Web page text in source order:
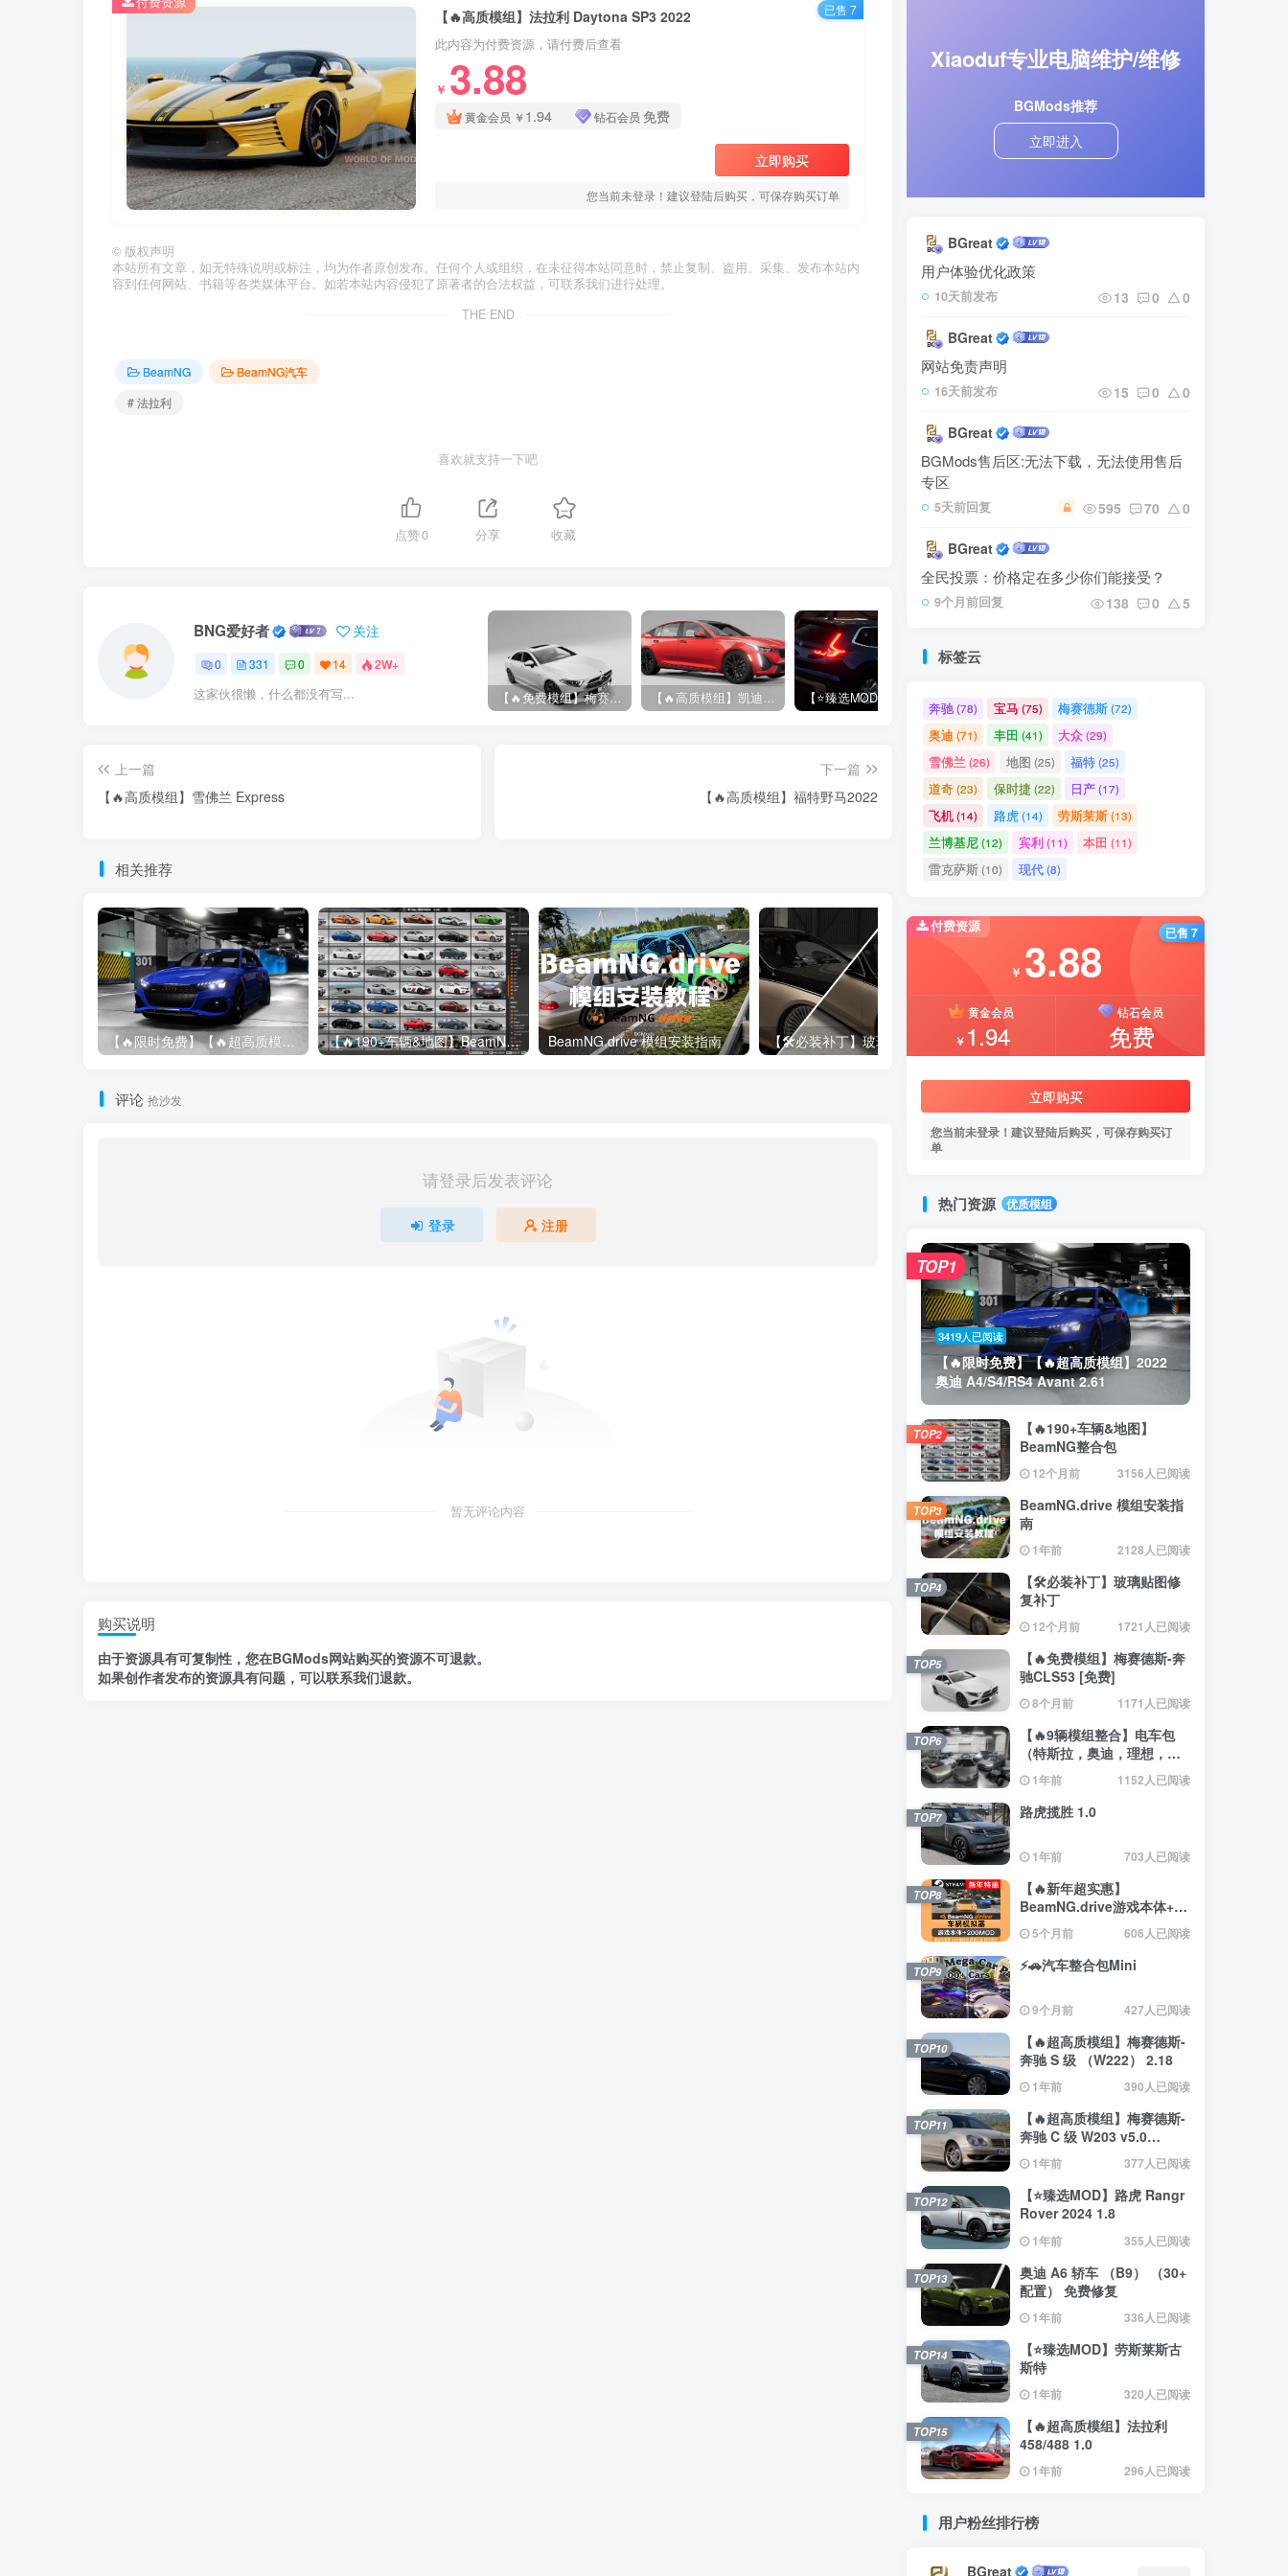
【🔥高质模组】法拉利 Daytona SP3 2022
此内容为付费资源，请付费后查看
￥ 3.88
黄金会员 ￥ 1.94 钻石会员 免费
立即购买
您当前未登录！建议登陆后购买，可保存购买订单
已售 7
© 版权声明
本站所有文章，如无特殊说明或标注，均为作者原创发布。任何个人或组织，在未征得本站同意时，禁止复制、盗用、采集、发布本站内
容到任何网站、书籍等各类媒体平台。如若本站内容侵犯了原著者的合法权益，可联系我们进行处理。
THE END
BeamNG
BeamNG汽车
# 法拉利
喜欢就支持一下吧
点赞0 分享 收藏
BNG爱好者 关注
0 331 0 14 2W+
这家伙很懒，什么都没有写... 【🔥免费模组】梅赛德斯-奔驰CLS53 [免费] 【🔥高质模组】凯迪拉克 CT5 2020
上一篇
【🔥高质模组】雪佛兰 Express
下一篇
【🔥高质模组】福特野马2022
相关推荐
【🔥限时免费】【🔥超高质模组】2022 奥迪 A4/S4/RS4 Avant 2.61 【🔥190+车辆&地图】BeamNG整合包 BeamNG.drive 模组安装指南
评论 抢沙发
请登录后发表评论
登录 注册
暂无评论内容
购买说明
由于资源具有可复制性， 您在BGMods网站购买的资源不可退款。
如果创作者发布的资源具有问题 ， 可以联系我们退款。
Xiaoduf专业电脑维护/维修
BGMods推荐
立即进入
BGreat
用户体验优化政策
10天前发布 13 0 0
BGreat
网站免责声明
16天前发布 15 0 0
BGreat
BGMods售后区:无法下载，无法使用售后
专区
5天前回复 595 70 0
BGreat
全民投票：价格定在多少你们能接受？
9个月前回复 138 0 5
标签云
奔驰(78) 宝马 (75) 梅赛德斯(72)
奥迪 (71) 丰田 (41) 大众(29)
雪佛兰 (26) 地图 (25) 福特(25)
道奇(23) 保时捷(22) 日产(17)
飞机(14) 路虎(14) 劳斯莱斯(13)
兰博基尼(12) 宾利 (11) 本田 (11)
雷克萨斯(10) 现代(8)
付费资源
￥ 3.88
黄金会员
￥ 1.94
钻石会员
免费
立即购买
您当前未登录！建议登陆后购买，可保存购买订
单
已售 7
热门资源 优质模组
3419人已阅读
【🔥限时免费】【🔥超高质模组】2022
奥迪 A4/S4/RS4 Avant 2.61
TOP1
【🔥190+车辆&地图】
BeamNG整合包
12个月前 3156人已阅读
TOP2
BeamNG.drive 模组安装指
南
1年前 2128人已阅读
TOP3
【🛠️必装补丁】玻璃贴图修
复补丁
12个月前 1721人已阅读
TOP4
【🔥免费模组】梅赛德斯-奔
驰CLS53 [免费]
8个月前 1171人已阅读
TOP5
【🔥9辆模组整合】电车包
（特斯拉，奥迪，理想，梅
赛德斯）
1年前 1152人已阅读
TOP6
路虎揽胜 1.0
1年前 703人已阅读
TOP7
【🔥新年超实惠】
BeamNG.drive游戏本体+约
200辆汽车整合包
5个月前 606人已阅读
TOP8
⚡🚗汽车整合包Mini
9个月前 427人已阅读
TOP9
【🔥超高质模组】梅赛德斯-
奔驰 S 级 （W222） 2.18
1年前 390人已阅读
TOP10
【🔥超高质模组】梅赛德斯-
奔驰 C 级 W203 v5.0
（0.35.x） 2.4
1年前 377人已阅读
TOP11
【⭐臻选MOD】路虎 Rangr
Rover 2024 1.8
1年前 355人已阅读
TOP12
奥迪 A6 轿车 （B9） （30+
配置） 免费修复
1年前 336人已阅读
TOP13
【⭐臻选MOD】劳斯莱斯古
斯特
1年前 320人已阅读
TOP14
【🔥超高质模组】法拉利
458/488 1.0
1年前 296人已阅读
TOP15
用户粉丝排行榜
BGreat